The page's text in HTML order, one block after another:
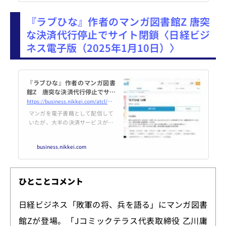
『ラブひな』作者のマンガ図書館Z 唐突
な決済代行停止でサイト閉鎖〈日経ビジ
ネス電子版（2025年1月10日）〉
『ラブひな』作者のマンガ図書
館Z 唐突な決済代行停止でサイ
ト閉鎖
https://business.nikkei.com/atcl/NBD/19/00115/00236/
マンガを電子書籍として配信して
いたが、大半の決済サービスが利
の削除要求があった後、決済代行
会社に契約解除を通告された。た
だ読者とマンガ作家を橋渡しする
ビジネスへの思いは強く、25年中
のサービス再開に奔走する。
business.nikkei.com
ひとことコメント
日経ビジネス「敗軍の将、兵を語る」にマンガ図書
館Zが登場。「Jコミックテラス代表取締役 乙川庸